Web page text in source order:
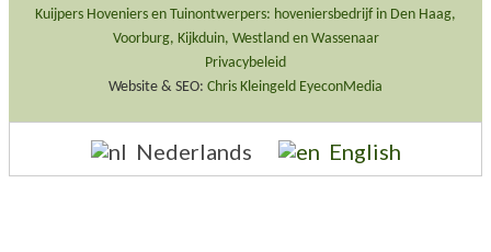
Kuijpers Hoveniers en Tuinontwerpers: hoveniersbedrijf in Den Haag,
Voorburg, Kijkduin, Westland en Wassenaar
Privacybeleid
Website & SEO: Chris Kleingeld EyeconMedia
Nederlands English